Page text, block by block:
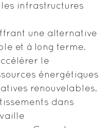
les infrastructures
une alternative
et à long terme.
le
énergétiques
renouvelables.
dans